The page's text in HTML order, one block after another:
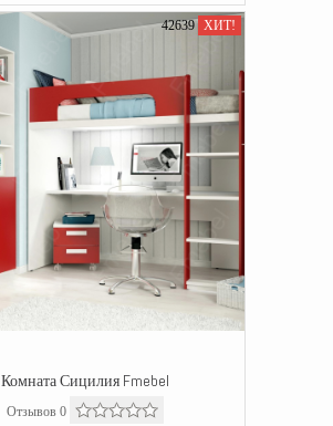
42639 ХИТ!
Комната Сицилия Fmebel
Отзывов 0